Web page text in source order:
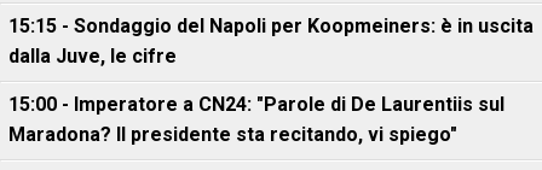
15:15 - Sondaggio del Napoli per Koopmeiners: è in uscita
dalla Juve, le cifre
15:00 - Imperatore a CN24: "Parole di De Laurentiis sul
Maradona? Il presidente sta recitando, vi spiego"